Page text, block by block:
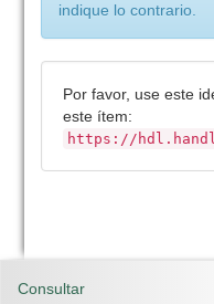
indique lo contrario.
Por favor, use este
este ítem:
https://
Consultar